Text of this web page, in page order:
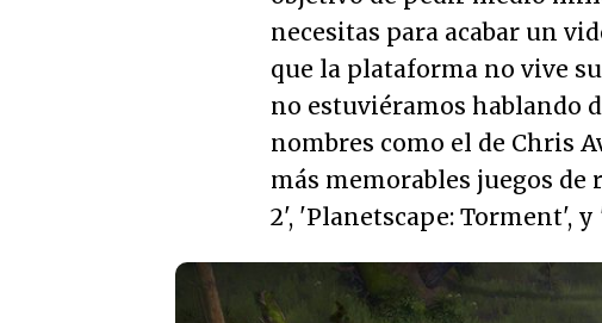
necesitas para acabar un
que la plataforma no vive
no estuviéramos hablando
nombres como el de Chris
más memorables juegos
2', 'Planetscape: Torment', y